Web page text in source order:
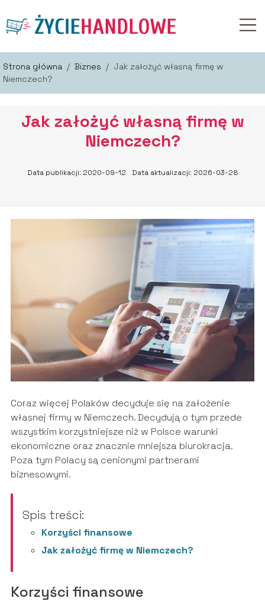
Strona główna / Biznes / Jak założyć własną firmę w
Niemczech?
Jak założyć własną firmę w
Niemczech?
Data publikacji: 2020-09-12 Data aktualizacji: 2026-03-28
Coraz więcej Polaków decyduje się na założenie
własnej firmy w Niemczech. Decydują o tym przede
wszystkim korzystniejsze niż w Polsce warunki
ekonomiczne oraz znacznie mniejsza biurokracja.
Poza tym Polacy są cenionymi partnerami
biznesowymi.
Spis treści:
Korzyści finansowe
Jak założyć firmę w Niemczech?
Korzyści finansowe